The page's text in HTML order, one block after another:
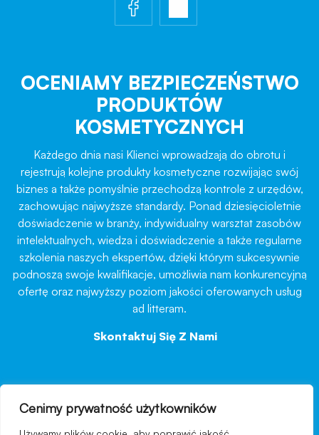
Cenimy prywatność użytkowników
OCENIAMY BEZPIECZEŃSTWO
PRODUKTÓW
KOSMETYCZNYCH
Każdego dnia nasi Klienci wprowadzają do obrotu i
rejestrują kolejne produkty kosmetyczne rozwijając swój
biznes a także pomyślnie przechodzą kontrole z urzędów,
zachowując najwyższe standardy. Ponad dziesięcioletnie
doświadczenie w branży, indywidualny warsztat zasobów
intelektualnych, wiedza i doświadczenie a także regularne
szkolenia naszych ekspertów, dzięki którym sukcesywnie
podnoszą swoje kwalifikacje, umożliwia nam konkurencyjną
ofertę oraz najwyższy poziom jakości oferowanych usług
ad litteram.
Skontaktuj Się Z Nami
nawigacja